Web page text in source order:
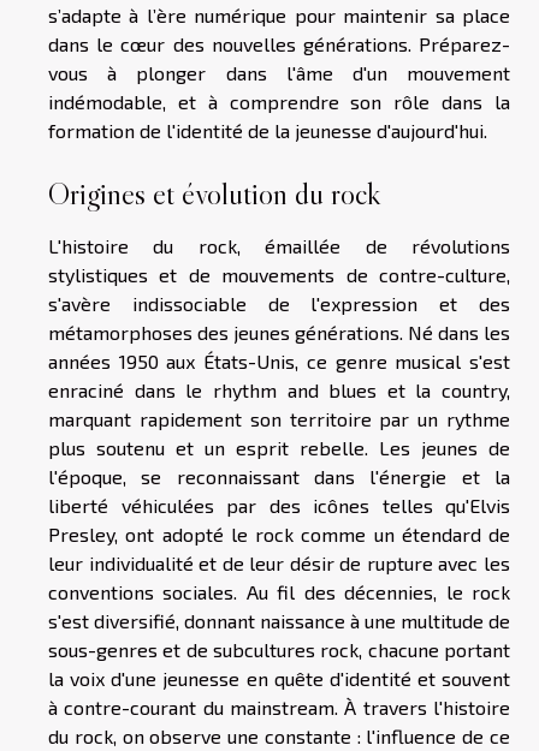
s’adapte à l’ère numérique pour maintenir sa place
dans le cœur des nouvelles générations. Préparez-
vous à plonger dans l'âme d'un mouvement
indémodable, et à comprendre son rôle dans la
formation de l'identité de la jeunesse d'aujourd'hui.
Origines et évolution du rock
L'histoire du rock, émaillée de révolutions
stylistiques et de mouvements de contre-culture,
s'avère indissociable de l'expression et des
métamorphoses des jeunes générations. Né dans les
années 1950 aux États-Unis, ce genre musical s'est
enraciné dans le rhythm and blues et la country,
marquant rapidement son territoire par un rythme
plus soutenu et un esprit rebelle. Les jeunes de
l'époque, se reconnaissant dans l'énergie et la
liberté véhiculées par des icônes telles qu'Elvis
Presley, ont adopté le rock comme un étendard de
leur individualité et de leur désir de rupture avec les
conventions sociales. Au fil des décennies, le rock
s'est diversifié, donnant naissance à une multitude de
sous-genres et de subcultures rock, chacune portant
la voix d'une jeunesse en quête d'identité et souvent
à contre-courant du mainstream. À travers l'histoire
du rock, on observe une constante : l'influence de ce